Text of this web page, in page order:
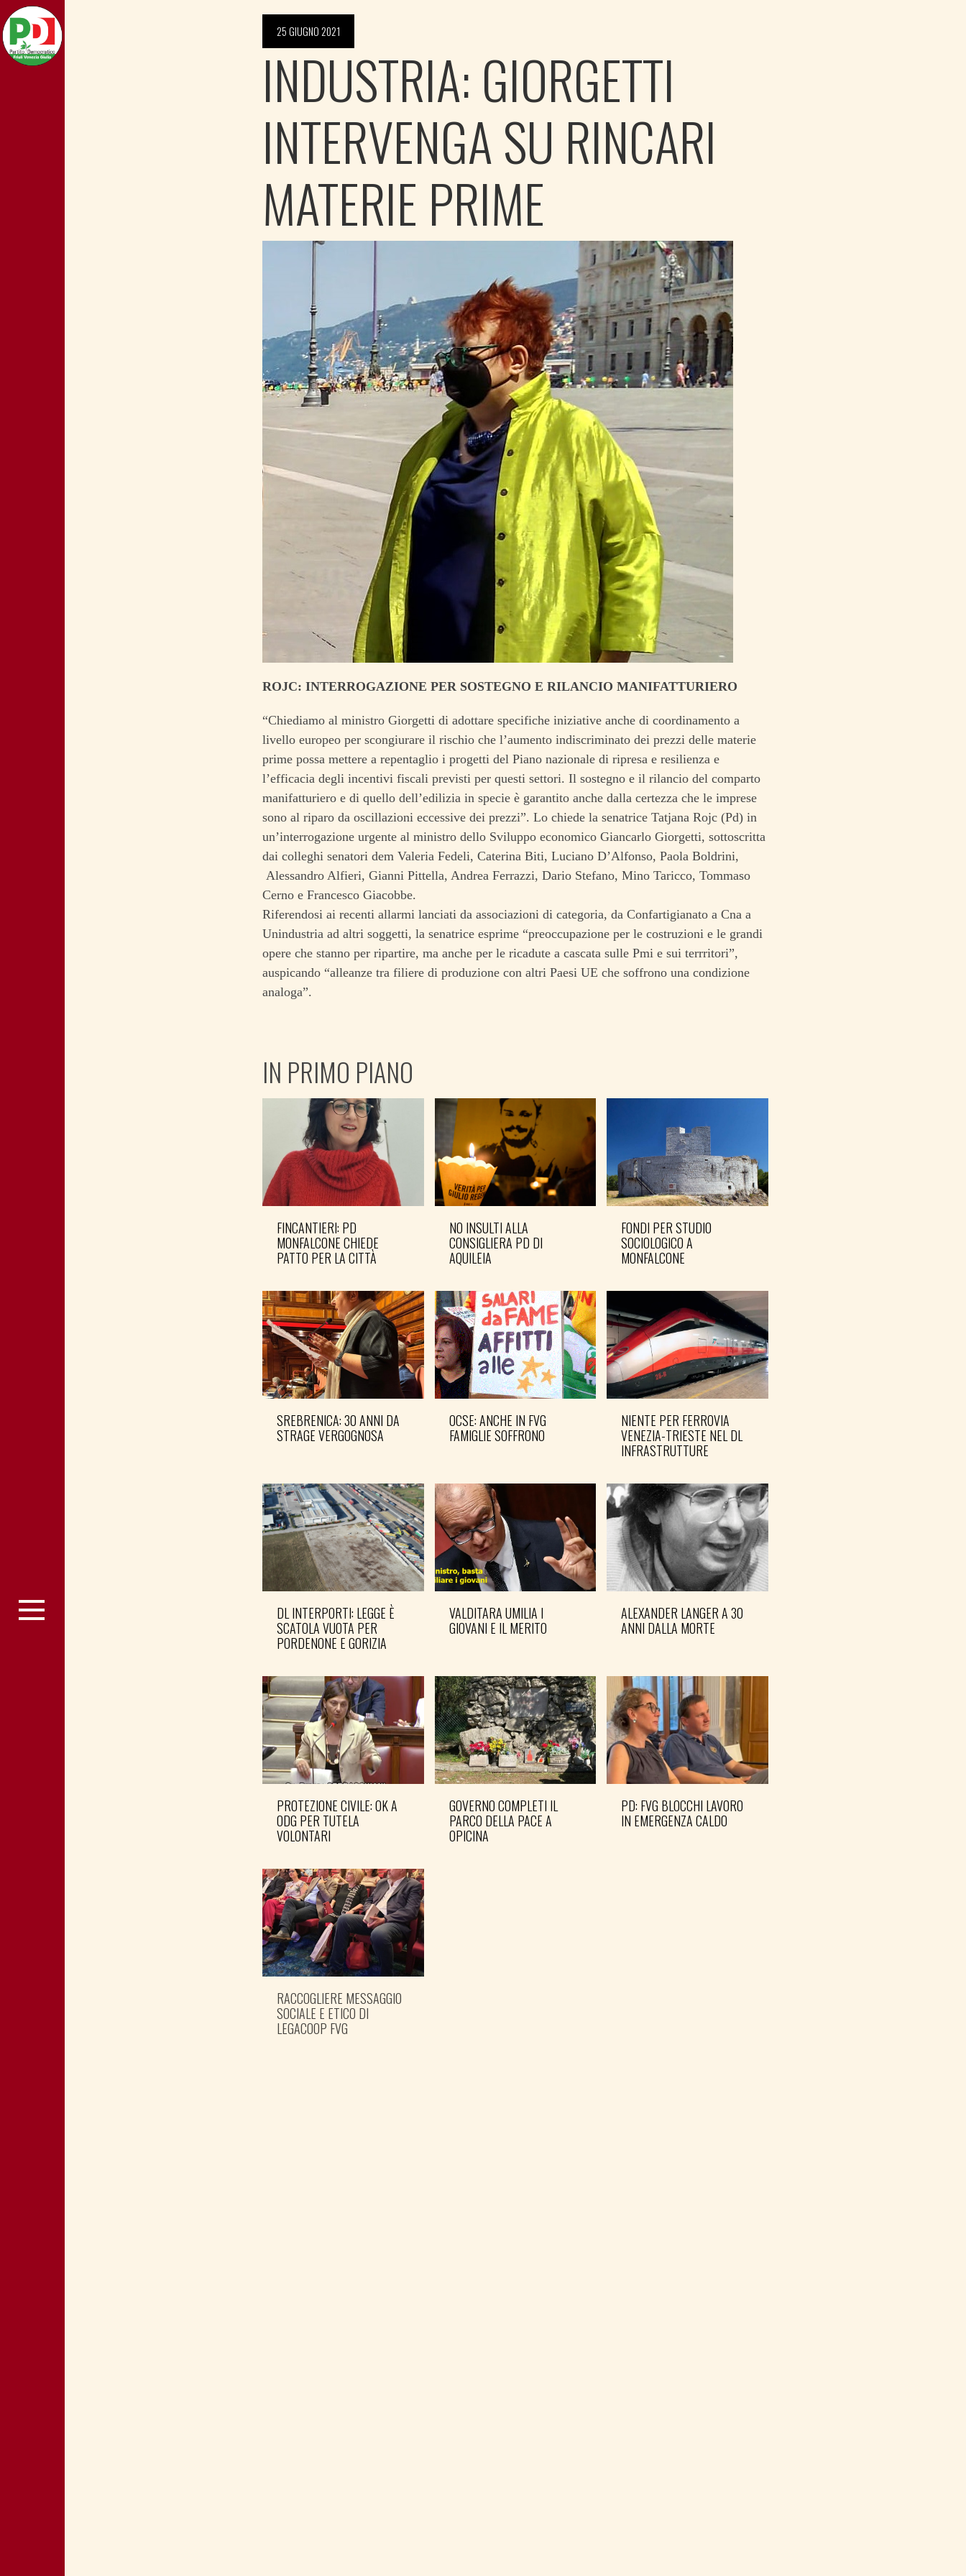
25 GIUGNO 2021
INDUSTRIA: GIORGETTI
INTERVENGA SU RINCARI
MATERIE PRIME
ROJC: INTERROGAZIONE PER SOSTEGNO E RILANCIO MANIFATTURIERO
“Chiediamo al ministro Giorgetti di adottare specifiche iniziative anche di coordinamento a
livello europeo per scongiurare il rischio che l’aumento indiscriminato dei prezzi delle materie
prime possa mettere a repentaglio i progetti del Piano nazionale di ripresa e resilienza e
l’efficacia degli incentivi fiscali previsti per questi settori. Il sostegno e il rilancio del comparto
manifatturiero e di quello dell’edilizia in specie è garantito anche dalla certezza che le imprese
sono al riparo da oscillazioni eccessive dei prezzi”. Lo chiede la senatrice Tatjana Rojc (Pd) in
un’interrogazione urgente al ministro dello Sviluppo economico Giancarlo Giorgetti, sottoscritta
dai colleghi senatori dem Valeria Fedeli, Caterina Biti, Luciano D’Alfonso, Paola Boldrini,
Alessandro Alfieri, Gianni Pittella, Andrea Ferrazzi, Dario Stefano, Mino Taricco, Tommaso
Cerno e Francesco Giacobbe.
Riferendosi ai recenti allarmi lanciati da associazioni di categoria, da Confartigianato a Cna a
Unindustria ad altri soggetti, la senatrice esprime “preoccupazione per le costruzioni e le grandi
opere che stanno per ripartire, ma anche per le ricadute a cascata sulle Pmi e sui terrritori”,
auspicando “alleanze tra filiere di produzione con altri Paesi UE che soffrono una condizione
analoga”.
IN PRIMO PIANO
FINCANTIERI: PD
MONFALCONE CHIEDE
PATTO PER LA CITTÀ
NO INSULTI ALLA
CONSIGLIERA PD DI
AQUILEIA
FONDI PER STUDIO
SOCIOLOGICO A
MONFALCONE
SREBRENICA: 30 ANNI DA
STRAGE VERGOGNOSA
OCSE: ANCHE IN FVG
FAMIGLIE SOFFRONO
NIENTE PER FERROVIA
VENEZIA-TRIESTE NEL DL
INFRASTRUTTURE
DL INTERPORTI: LEGGE È
SCATOLA VUOTA PER
PORDENONE E GORIZIA
VALDITARA UMILIA I
GIOVANI E IL MERITO
ALEXANDER LANGER A 30
ANNI DALLA MORTE
PROTEZIONE CIVILE: OK A
ODG PER TUTELA
VOLONTARI
GOVERNO COMPLETI IL
PARCO DELLA PACE A
OPICINA
PD: FVG BLOCCHI LAVORO
IN EMERGENZA CALDO
RACCOGLIERE MESSAGGIO
SOCIALE E ETICO DI
LEGACOOP FVG